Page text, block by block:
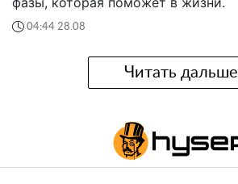
04:44 28.08
Читать дальше